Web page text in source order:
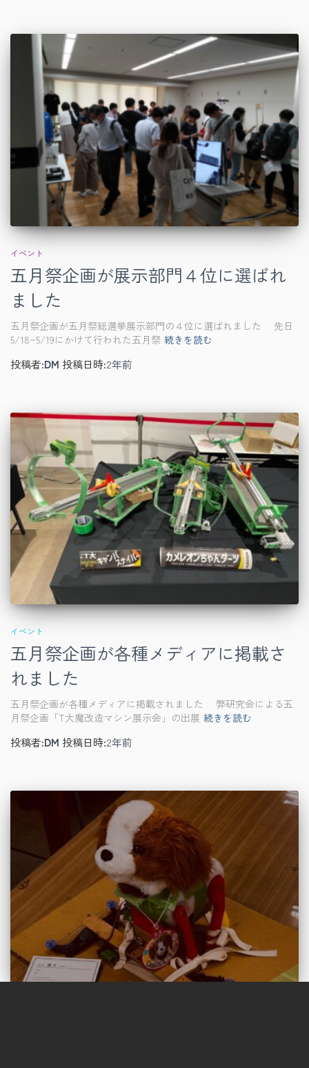
イベント
五月祭企画が展示部門４位に選ばれ
ました
五月祭企画が五月祭総選挙展示部門の４位に選ばれました 先日
5/18~5/19にかけて行われた五月祭 続きを読む
投稿者:DM 投稿日時:2年前
イベント
五月祭企画が各種メディアに掲載さ
れました
五月祭企画が各種メディアに掲載されました 弊研究会による五
月祭企画「T大魔改造マシン展示会」の出展 続きを読む
投稿者:DM 投稿日時:2年前